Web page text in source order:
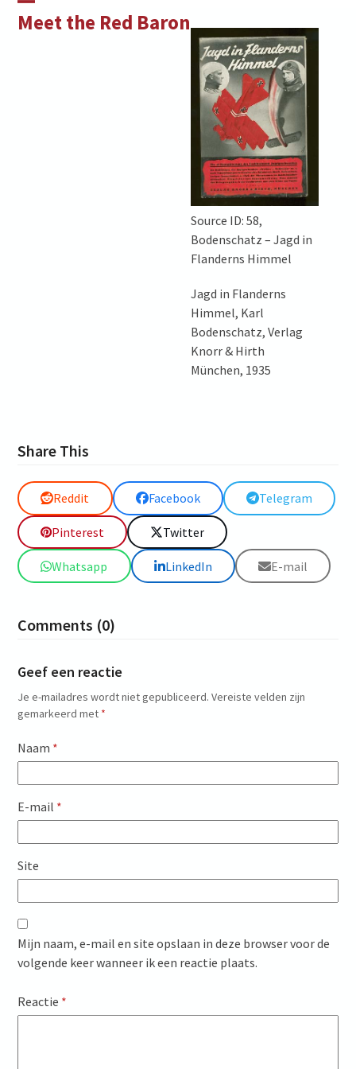
Meet the Red Baron
Open
Close
Source ID: 58,
Bodenschatz – Jagd in
Flanderns Himmel
Jagd in Flanderns
Himmel, Karl
Bodenschatz, Verlag
Knorr & Hirth
München, 1935
Share This
Reddit Facebook Telegram
Pinterest Twitter
Whatsapp LinkedIn E-mail
Comments (0)
Geef een reactie
Je e-mailadres wordt niet gepubliceerd. Vereiste velden zijn
gemarkeerd met *
Naam *
E-mail *
Site
Mijn naam, e-mail en site opslaan in deze browser voor de
volgende keer wanneer ik een reactie plaats.
Reactie *